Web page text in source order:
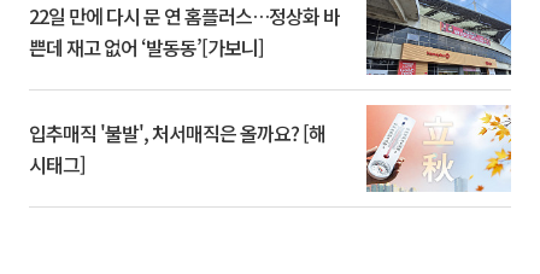
22일 만에 다시 문 연 홈플러스…정상화 바
쁜데 재고 없어 ‘발동동’[가보니]
입추매직 '불발', 처서매직은 올까요? [해
시태그]